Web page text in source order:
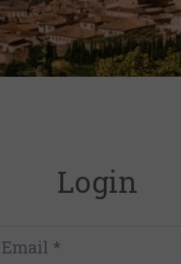
Login